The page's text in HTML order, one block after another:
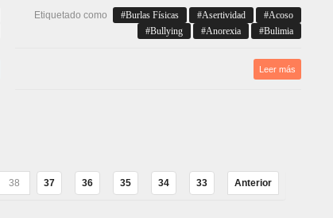
Etiquetado como Burlas Físicas Asertividad
Acoso
Bullying
Anorexia Bulimia
Leer más
Anterior
33
34
35
36
37
38